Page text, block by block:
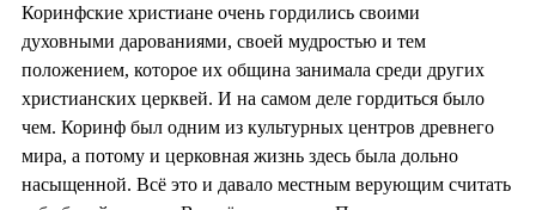
Коринфские христиане очень гордились своими
духовными дарованиями, своей мудростью и тем
положением, которое их община занимала среди других
христианских церквей. И на самом деле гордиться было
чем. Коринф был одним из культурных центров древнего
мира, а потому и церковная жизнь здесь была дольно
насыщенной. Всё это и давало местным верующим считать